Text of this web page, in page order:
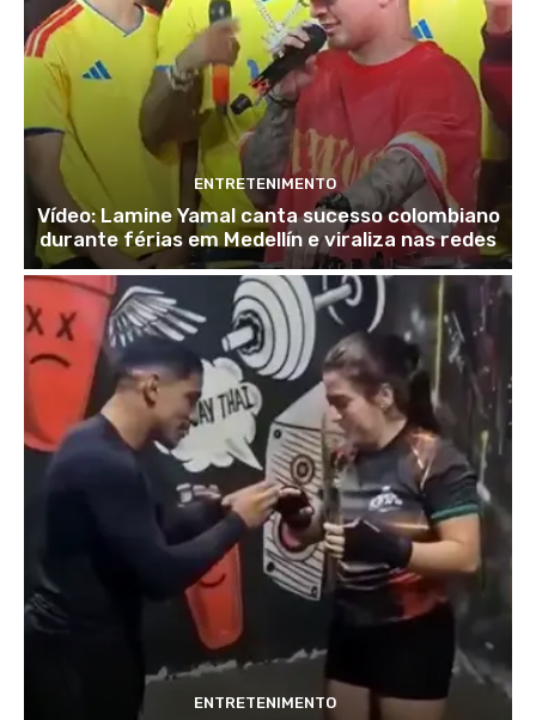
ENTRETENIMENTO
Vídeo: Lamine Yamal canta sucesso colombiano
durante férias em Medellín e viraliza nas redes
ENTRETENIMENTO